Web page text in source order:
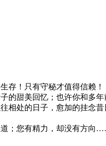
存！只有守秘才值得信赖！
的甜美回忆；也许你和多
相处的日子，愈加的挂念
道；您有精力，却没有方向